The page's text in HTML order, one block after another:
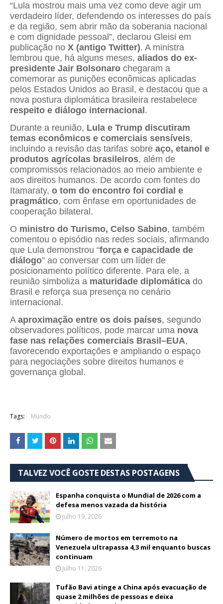
“Lula mostrou mais uma vez como deve agir um
verdadeiro líder, defendendo os interesses do país
e da região, sem abrir mão da soberania nacional
e com dignidade pessoal”, declarou Gleisi em
publicação no X (antigo Twitter). A ministra
lembrou que, há alguns meses, aliados do ex-
presidente Jair Bolsonaro chegaram a
comemorar as punições econômicas aplicadas
pelos Estados Unidos ao Brasil, e destacou que a
nova postura diplomática brasileira restabelece
respeito e diálogo internacional .
Durante a reunião, Lula e Trump discutiram
temas econômicos e comerciais sensíveis,
incluindo a revisão das tarifas sobre aço, etanol e
produtos agrícolas brasileiros, além de
compromissos relacionados ao meio ambiente e
aos direitos humanos. De acordo com fontes do
Itamaraty, o tom do encontro foi cordial e
pragmático, com ênfase em oportunidades de
cooperação bilateral.
O ministro do Turismo, Celso Sabino, também
comentou o episódio nas redes sociais, afirmando
que Lula demonstrou “força e capacidade de
diálogo” ao conversar com um líder de
posicionamento político diferente. Para ele, a
reunião simboliza a maturidade diplomática do
Brasil e reforça sua presença no cenário
internacional.
A aproximação entre os dois países, segundo
observadores políticos, pode marcar uma nova
fase nas relações comerciais Brasil–EUA,
favorecendo exportações e ampliando o espaço
para negociações sobre direitos humanos e
governança global.
Tags: Mundo
TALVEZ VOCÊ GOSTE DESTAS POSTAGENS
Espanha conquista o Mundial de 2026 com a
defesa menos vazada da história
Julho 19, 2026
Número de mortos em terremoto na
Venezuela ultrapassa 4,3 mil enquanto buscas
continuam
Julho 11, 2026
Tufão Bavi atinge a China após evacuação de
quase 2 milhões de pessoas e deixa